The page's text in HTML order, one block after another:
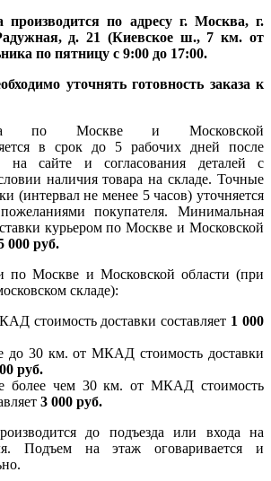
производится по адресу г. Москва, г.
д. 21 (Киевское ш., 7 км. от
по пятницу с 9:00 до 17:00.
уточнять готовность заказа к
по Москве и Московской
в срок до 5 рабочих дней после
на сайте и согласования деталей с
наличия товара на складе. Точные
(интервал не менее 5 часов) уточняется
покупателя. Минимальная
курьером по Москве и Московской
000 руб.
по Москве и Московской области (при
складе):
стоимость доставки составляет 1 000
до 30 км. от МКАД стоимость доставки
руб.
более чем 30 км. от МКАД стоимость
3 000 руб.
до подъезда или входа на
Подъем на этаж оговаривается и